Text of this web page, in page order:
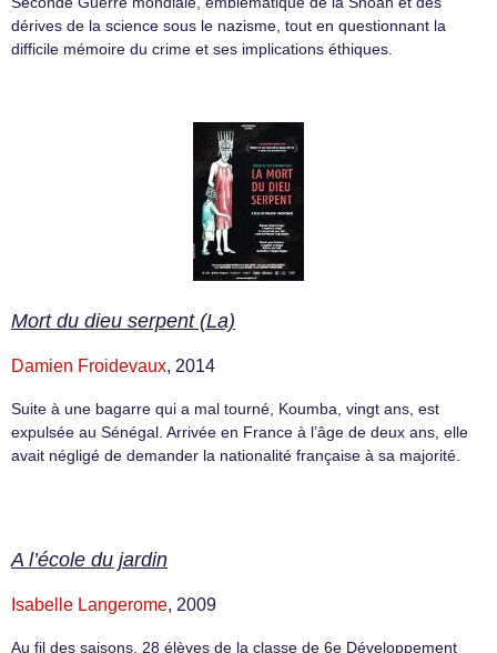
dérives de la science sous le nazisme, tout en questionnant la
difficile mémoire du crime et ses implications éthiques.
Mort du dieu serpent (La)
Damien Froidevaux, 2014
Suite à une bagarre qui a mal tourné, Koumba, vingt ans, est
expulsée au Sénégal. Arrivée en France à l’âge de deux ans, elle
avait négligé de demander la nationalité française à sa majorité.
A l’école du jardin
Isabelle Langerome, 2009
Au fil des saisons, 28 élèves de la classe de 6e Développement